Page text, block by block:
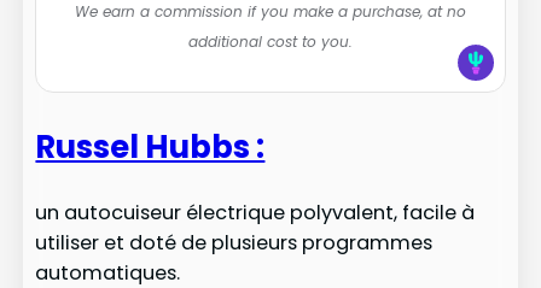
We earn a commission if you make a purchase, at no
additional cost to you.
Russel Hubbs :
un autocuiseur électrique polyvalent, facile à
utiliser et doté de plusieurs programmes
automatiques.